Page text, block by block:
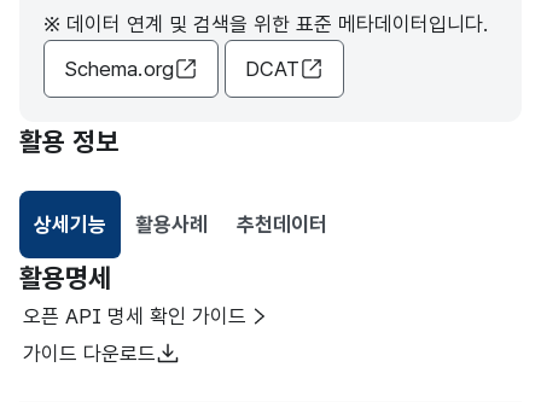
※ 데이터 연계 및 검색을 위한 표준 메타데이터입니다.
Schema.org
DCAT
활용 정보
상세기능
선택됨
활용사례 추천데이터
활용명세
오픈 API 명세 확인 가이드
가이드 다운로드